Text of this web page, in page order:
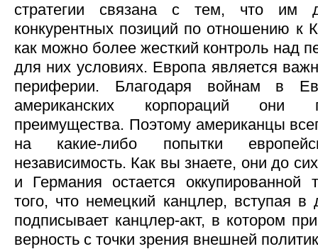
стратегии связана с тем, что им
конкурентных позиций по отношению к
как можно более жесткий контроль над
для них условиях. Европа является
периферии. Благодаря войнам в
американских корпораций они
преимущества. Поэтому американцы
на какие-либо попытки
независимость. Как вы знаете, они до
и Германия остается оккупированной
того, что немецкий канцлер, вступая
подписывает канцлер-акт, в котором
верность с точки зрения внешней